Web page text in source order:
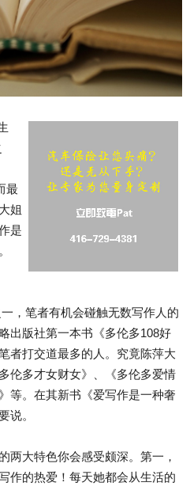
最
姐
是
，笔者有机会碰触无数写作人的
出版社第一本书《多伦多108好
者打交道最多的人。究竟陈萍大
伦多才女财女》、《多伦多爱情
等。在其新书《爱写作是一种奢
说。
两大特色你会感受颇深。第一，
作的热爱！每天她都会从生活的